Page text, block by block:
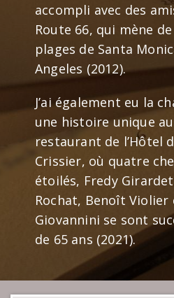
accompli avec des
Route 66, qui mène
plages de Santa
Angeles (2012).
J’ai également eu la
une histoire unique
restaurant de l’Hôtel
Crissier, où quatre
étoilés, Fredy
Rochat, Benoît Violier
Giovannini se sont
de 65 ans (2021).